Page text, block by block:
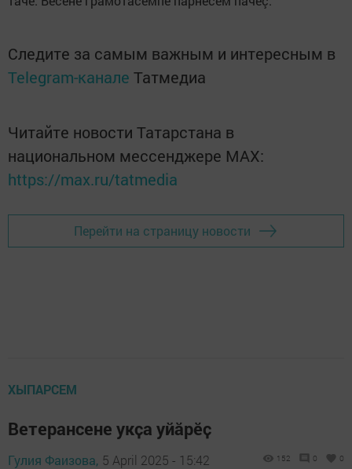
Следите за самым важным и интересным в
Telegram-канале Татмедиа
Читайте новости Татарстана в
национальном мессенджере MАХ:
https://max.ru/tatmedia
Перейти на страницу новости
ХЫПАРСЕМ
Ветерансене укҫа уйӑрӗҫ
Гулия Фаизова, 5 April 2025 - 15:42 152 0 0